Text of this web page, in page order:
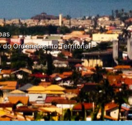
Ordenamento Territorial –